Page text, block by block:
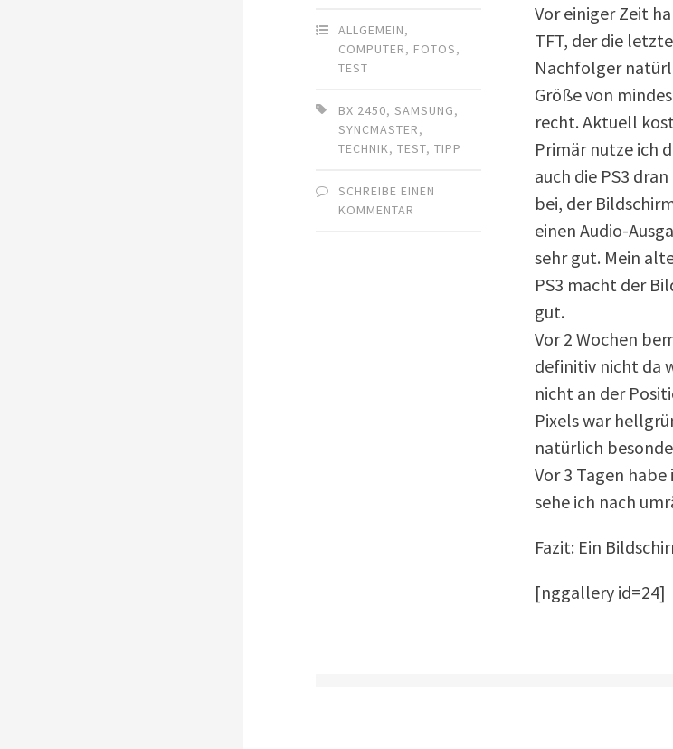
ALLGEMEIN,
COMPUTER, FOTOS,
TEST
BX 2450,SAMSUNG,
SYNCMASTER,
TECHNIK,TEST,TIPP
SCHREIBE EINEN
KOMMENTAR
Vor einiger Zeit
TFT, der die
Nachfolger
Größe von
recht. Aktuell
Primär nutze ich
auch die PS3
bei, der
einen Audio-
sehr gut. Mein
PS3 macht der
gut.
Vor 2 Wochen
definitiv nicht da
nicht an der
Pixels war
natürlich
Vor 3 Tagen
sehe ich nach
Fazit: Ein
[nggallery id=24]